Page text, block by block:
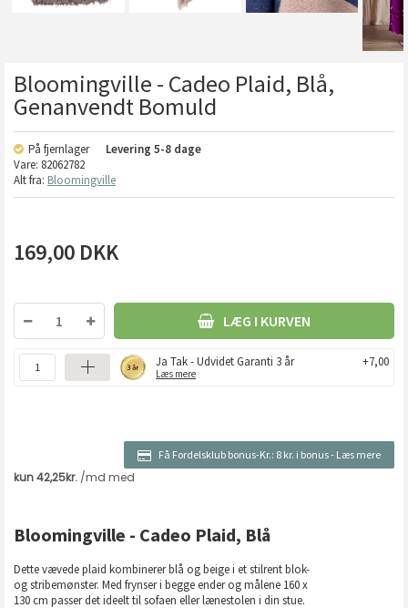
Bloomingville - Cadeo Plaid, Blå,
Genanvendt Bomuld
På fjernlager Levering 5-8 dage
Vare: 82062782
Alt fra: Bloomingville
169,00 DKK
LÆG I KURVEN
Ja Tak - Udvidet Garanti 3 år
Læs mere
+7,00
Få Fordelsklub bonus-Kr.: 8 kr. i bonus- Læs mere
Bloomingville - Cadeo Plaid, Blå
Dette vævede plaid kombinerer blå og beige i et stilrent blok-
og stribemønster. Med frynser i begge ender og målene 160 x
130 cm passer det ideelt til sofaen eller lænestolen i din stue.